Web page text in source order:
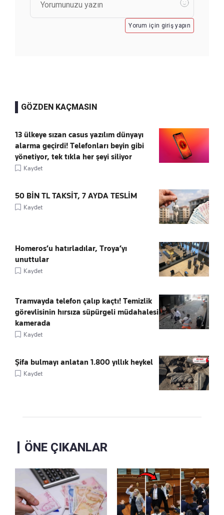
Yorum için giriş yapın
GÖZDEN KAÇMASIN
13 ülkeye sızan casus yazılım dünyayı
alarma geçirdi! Telefonları beyin gibi
yönetiyor, tek tıkla her şeyi siliyor
Kaydet
50 BİN TL TAKSİT, 7 AYDA TESLİM
Kaydet
Homeros’u hatırladılar, Troya’yı
unuttular
Kaydet
Tramvayda telefon çalıp kaçtı! Temizlik
görevlisinin hırsıza süpürgeli müdahalesi
kamerada
Kaydet
Şifa bulmayı anlatan 1.800 yıllık heykel
Kaydet
ÖNE ÇIKANLAR